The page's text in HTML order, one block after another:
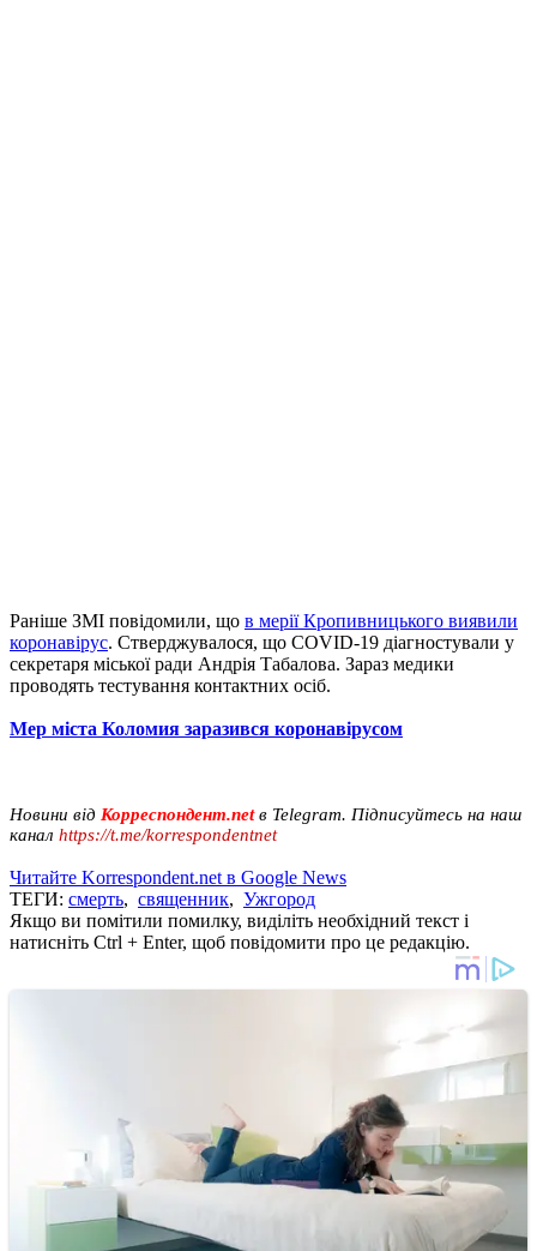
Раніше ЗМІ повідомили, що в мерії Кропивницького виявили
коронавірус. Стверджувалося, що COVID-19 діагностували у
секретаря міської ради Андрія Табалова. Зараз медики
проводять тестування контактних осіб.
Мер міста Коломия заразився коронавірусом
Новини від Корреспондент.netв Telegram. Підписуйтесь на наш
канал https://t.me/korrespondentnet
Читайте Korrespondent.net в Google News
ТЕГИ: смерть, священник, Ужгород
Якщо ви помітили помилку, виділіть необхідний текст і
натисніть Ctrl + Enter, щоб повідомити про це редакцію.